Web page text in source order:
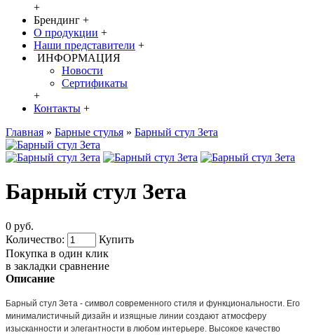
+
Брендинг +
О продукции +
Наши представители +
ИНФОРМАЦИЯ
Новости
Сертификаты
+
Контакты +
Главная » Барные стулья » Барный стул Зета
Барный стул Зета
0 руб.
Количество:
Купить
Покупка в один клик
в закладки сравнение
Описание
Барный стул Зета - символ современного стиля и функциональности. Его
минималистичный дизайн и изящные линии создают атмосферу
изысканности и элегантности в любом интерьере. Высокое качество